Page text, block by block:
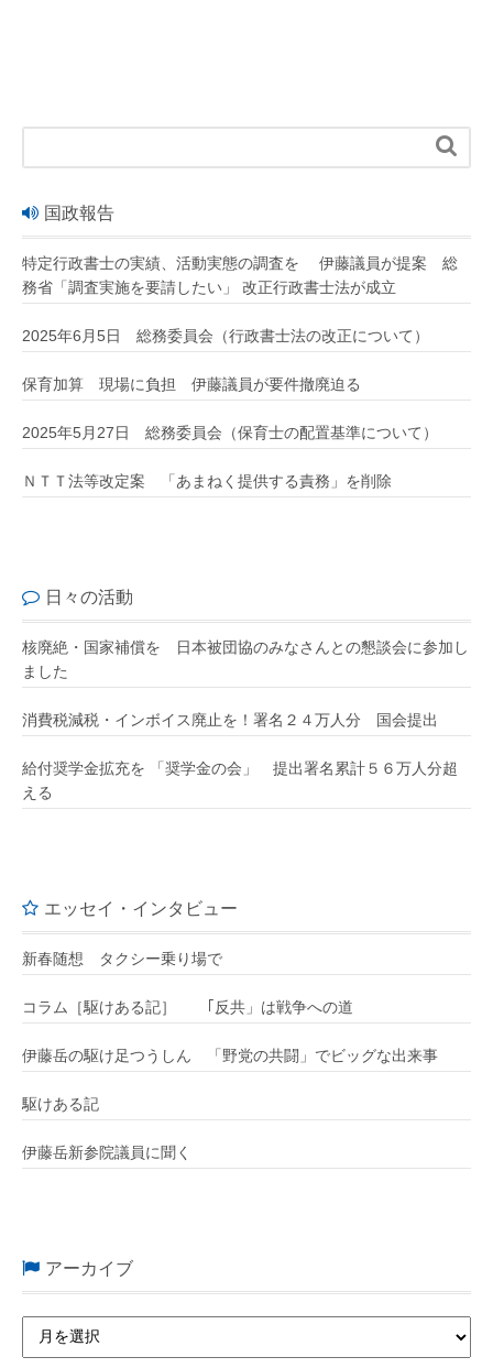

国政報告
特定行政書士の実績、活動実態の調査を 伊藤議員が提案 総
務省「調査実施を要請したい」 改正行政書士法が成立
2025年6月5日 総務委員会（行政書士法の改正について）
保育加算 現場に負担 伊藤議員が要件撤廃迫る
2025年5月27日 総務委員会（保育士の配置基準について）
ＮＴＴ法等改定案 「あまねく提供する責務」を削除
日々の活動
核廃絶・国家補償を 日本被団協のみなさんとの懇談会に参加し
ました
消費税減税・インボイス廃止を！署名２４万人分 国会提出
給付奨学金拡充を 「奨学金の会」 提出署名累計５６万人分超
える
エッセイ・インタビュー
新春随想 タクシー乗り場で
コラム［駆けある記］ ｢反共」は戦争への道
伊藤岳の駆け足つうしん 「野党の共闘」でビッグな出来事
駆けある記
伊藤岳新参院議員に聞く
アーカイブ